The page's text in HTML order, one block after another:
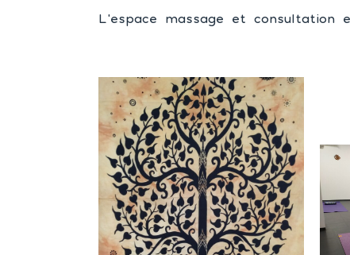
L’espace massage et consultation